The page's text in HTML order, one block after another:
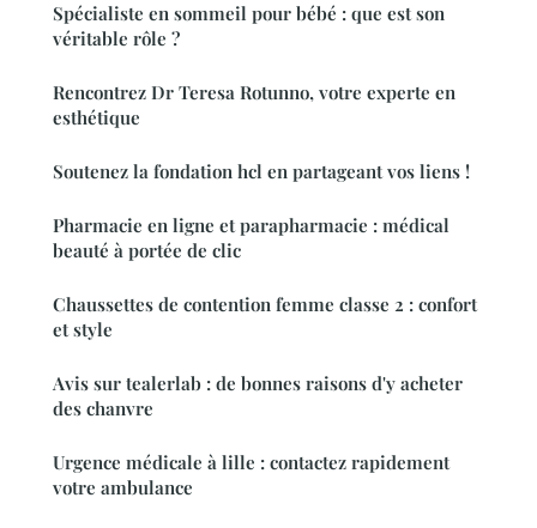
Spécialiste en sommeil pour bébé : que est son
véritable rôle ?
Rencontrez Dr Teresa Rotunno, votre experte en
esthétique
Soutenez la fondation hcl en partageant vos liens !
Pharmacie en ligne et parapharmacie : médical
beauté à portée de clic
Chaussettes de contention femme classe 2 : confort
et style
Avis sur tealerlab : de bonnes raisons d'y acheter
des chanvre
Urgence médicale à lille : contactez rapidement
votre ambulance